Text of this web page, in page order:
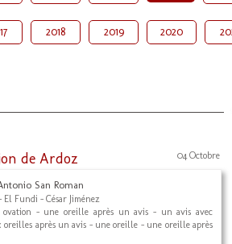
2018 2019 2020
de Ardoz 04 Octobre
San Roman
El Fundi - César Jiménez
ovation - une oreille après un avis - un avis avec
oreilles après un avis - une oreille - une oreille après